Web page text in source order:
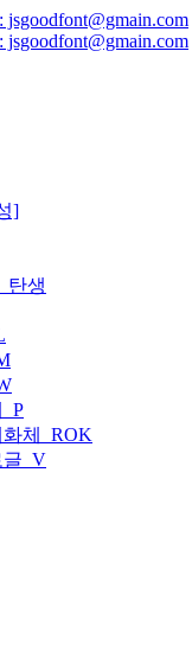
jsgoodfont@gmain.com
jsgoodfont@gmain.com
]
탄생
체_ROK
글_V